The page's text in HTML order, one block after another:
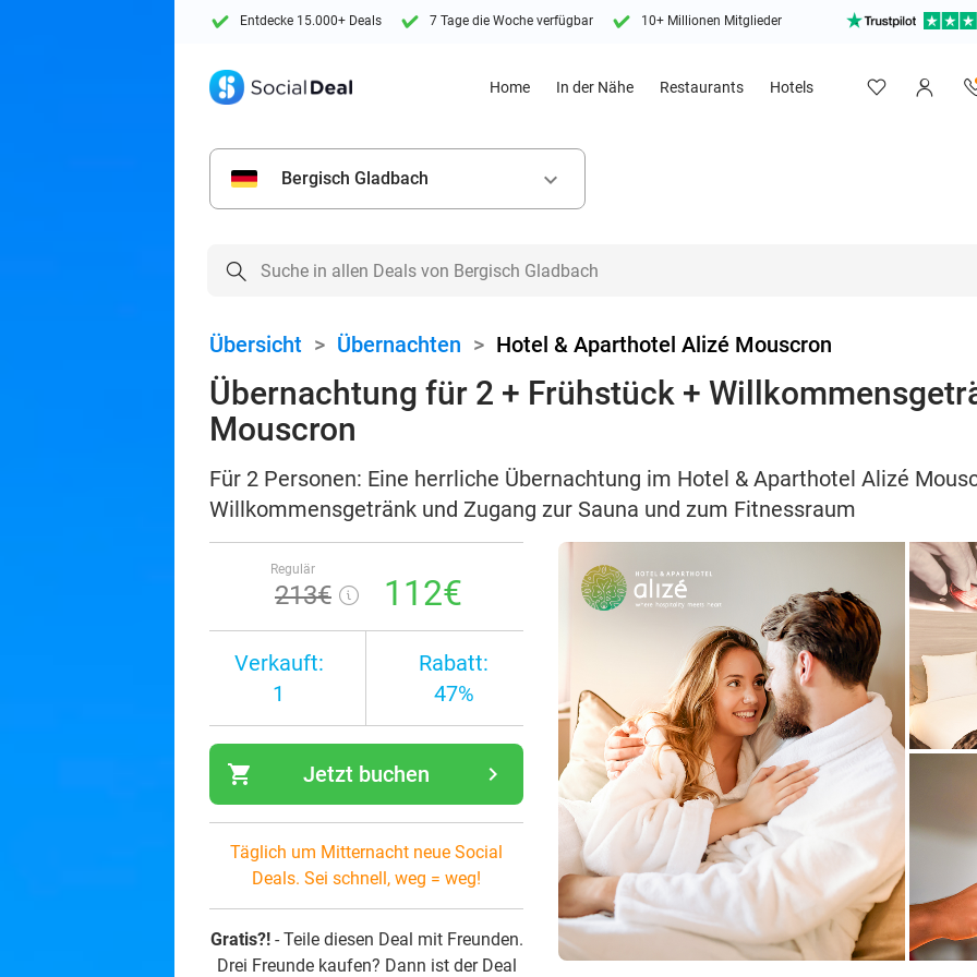
Entdecke 15.000+ Deals 7 Tage die Woche verfügbar 10+ Millionen Mitglieder
Home In der Nähe Restaurants Hotels
Bergisch Gladbach keyboard_arrow_down
Übersicht > Übernachten > Hotel & Aparthotel Alizé Mouscron
Übernachtung für 2 + Frühstück +
Mouscron
Für 2 Personen: Eine herrliche Übernachtung im Hotel & Aparthotel Alizé
Willkommensgetränk und Zugang zur Sauna und zum Fitnessraum
Regulär
213€ 112€
Verkauft:
1
Rabatt:
47%
shopping_cart navigate_next
Jetzt buchen
Täglich um Mitternacht neue Social
Deals. Sei schnell, weg = weg!
Gratis?!- Teile diesen Deal mit Freunden.
Drei Freunde kaufen? Dann ist der Deal